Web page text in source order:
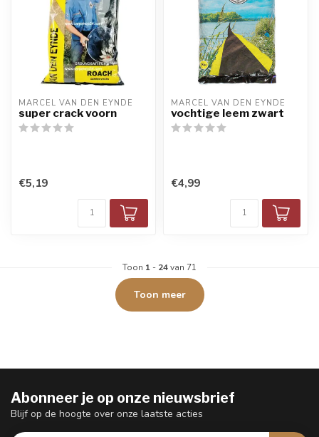
MARCEL VAN DEN EYNDE
super crack voorn
€5,19
MARCEL VAN DEN EYNDE
vochtige leem zwart
€4,99
Toon 1 - 24van 71
Toon meer
Abonneer je op onze nieuwsbrief
Blijf op de hoogte over onze laatste acties